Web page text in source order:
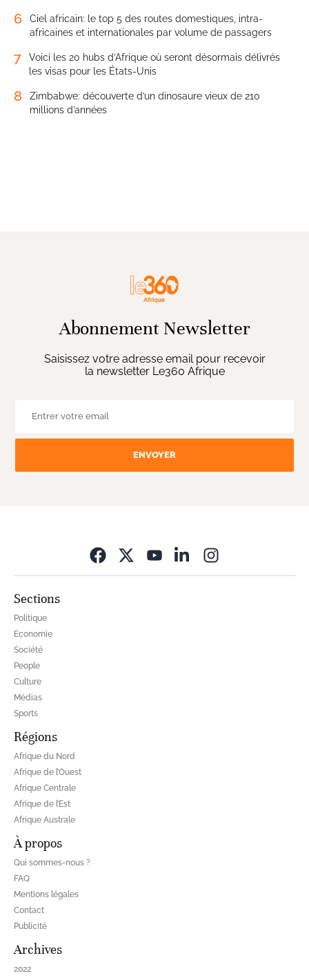
6
Ciel africain: le top 5 des routes domestiques, intra-
africaines et internationales par volume de passagers
7
Voici les 20 hubs d’Afrique où seront désormais délivrés
les visas pour les États-Unis
8
Zimbabwe: découverte d’un dinosaure vieux de 210
millions d’années
Abonnement Newsletter
Saisissez votre adresse email pour recevoir
la newsletter Le360 Afrique
ENVOYER
Sections
Politique
Economie
Société
People
Culture
Médias
Sports
Régions
Afrique du Nord
Afrique de l’Ouest
Afrique Centrale
Afrique de l’Est
Afrique Australe
À propos
Qui sommes-nous ?
FAQ
Mentions légales
Contact
Publicité
Archives
2022